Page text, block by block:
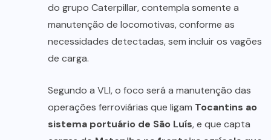
do grupo Caterpillar, contempla somente a
manutenção de locomotivas, conforme as
necessidades detectadas, sem incluir os vagões
de carga.
Segundo a VLI, o foco será a manutenção das
operações ferroviárias que ligam Tocantins ao
sistema portuário de São Luís, e que capta